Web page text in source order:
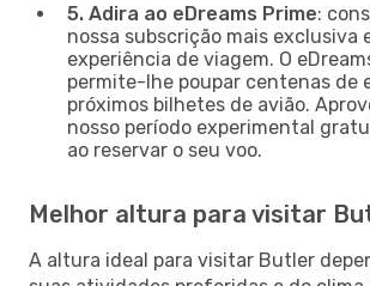
5. Adira ao eDreams Prime:
nossa subscrição mais exclusiva
experiência de viagem. O
permite-lhe poupar centenas de
próximos bilhetes de avião.
nosso período experimental
ao reservar o seu voo.
Melhor altura para visitar
A altura ideal para visitar Butler